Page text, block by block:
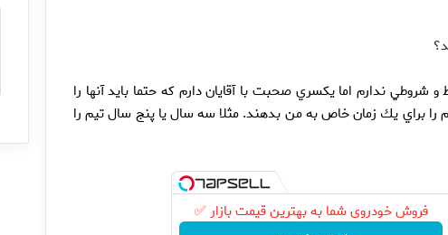
ندارم اما يكسري صحبت با آقايان دارم كه حتما بايد آنها را
را براي يك زمان خاص به من بدهند. مثلا سه سال يا پنج سال تيم را
فروش خودروی شما به بهترین قیمت بازار ✅